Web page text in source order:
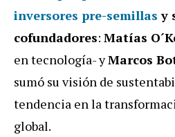
inversores pre-semillas y
cofundadores: Matías
en tecnología- yMarcos
sumó su visión de
tendencia en la
global.